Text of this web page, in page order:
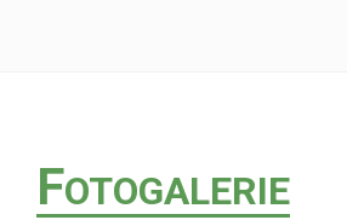
FOTOGALERIE